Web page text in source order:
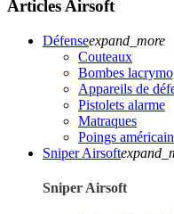
Articles Airsoft
Défenseexpand_more
Couteaux
Bombes
Appareils de
Pistolets alarme
Matraques
Poings
Sniper Airsoft
Sniper Airsoft